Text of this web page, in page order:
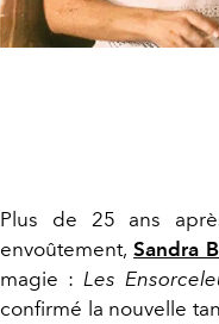
Plus de 25 ans
envoûtement,Sandra
magie : Les
confirmé la nouvelle